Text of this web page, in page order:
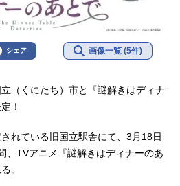
シェア 画像一覧 (5件)
（くにたち）市と『謎解きはディナ
定！
れている旧国立駅舎にて、3月18日
、TVアニメ『謎解きはディナーのあ
。